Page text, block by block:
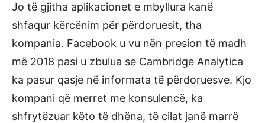
Jo të gjitha aplikacionet e mbyllura kanë
shfaqur kërcënim për përdoruesit, tha
kompania. Facebook u vu nën presion të madh
më 2018 pasi u zbulua se Cambridge Analytica
ka pasur qasje në informata të përdoruesve. Kjo
kompani që merret me konsulencë, ka
shfrytëzuar këto të dhëna, të cilat janë marrë